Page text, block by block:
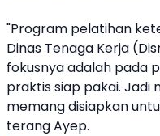
"Program pelatihan
Dinas Tenaga Kerja
fokusnya adalah pada
praktis siap pakai. Jadi
memang disiapkan
terang Ayep.